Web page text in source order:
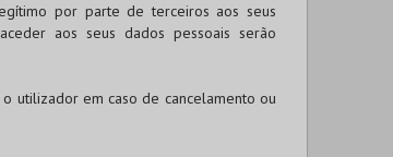
por parte de terceiros aos seus
aos seus dados pessoais serão
utilizador em caso de cancelamento ou